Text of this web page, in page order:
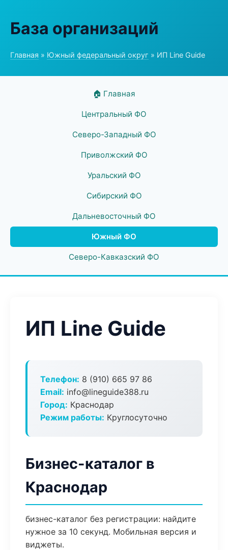
База организаций
Главная » Южный федеральный округ » ИП Line Guide
🏠 Главная
Центральный ФО
Северо-Западный ФО
Приволжский ФО
Уральский ФО
Сибирский ФО
Дальневосточный ФО
Южный ФО
Северо-Кавказский ФО
ИП Line Guide
Телефон: 8 (910) 665 97 86
Email: info@lineguide388.ru
Город: Краснодар
Режим работы: Круглосуточно
Бизнес-каталог в
Краснодар
бизнес-каталог без регистрации: найдите
нужное за 10 секунд. Мобильная версия и
виджеты.